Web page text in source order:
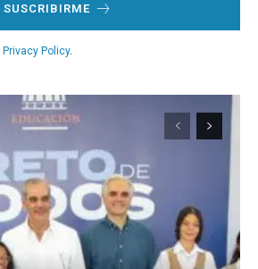
SUSCRIBIRME
Privacy Policy.